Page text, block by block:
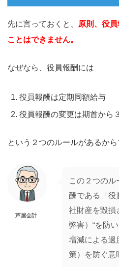
先に言っておくと、
原則、役
ことはできません。
なぜなら、役員報酬には
役員報酬は定期同額給与
役員報酬の変更は期首から
という２つのルールがあるから
芦屋会計
この２つのル
酬である「役
社財産を毀損
弊害）“を防
増減による過
策）を防ぐ意